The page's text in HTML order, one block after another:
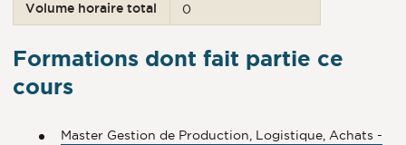
Volume horaire total 0
Formations dont fait partie ce
cours
Master Gestion de Production, Logistique, Achats -